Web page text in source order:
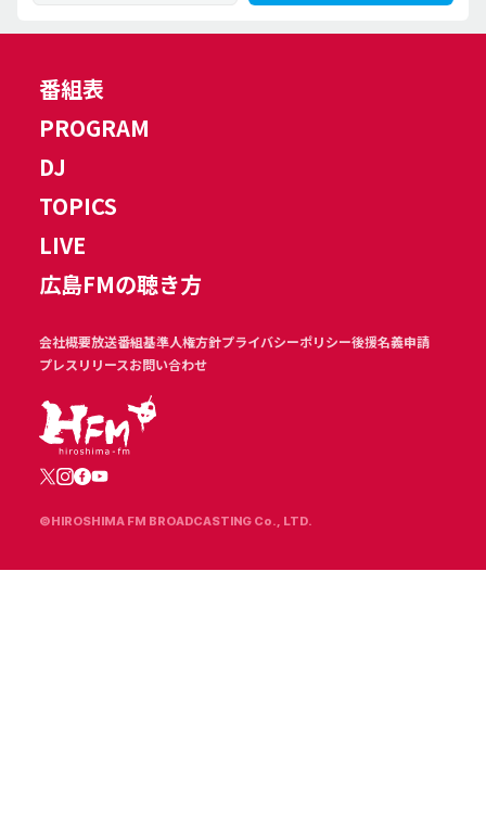
番組表
PROGRAM
DJ
TOPICS
LIVE
広島FMの聴き方
会社概要放送番組基準人権方針プライバシーポリシー後援名義申請
プレスリリースお問い合わせ
©HIROSHIMA FM BROADCASTING Co., LTD.